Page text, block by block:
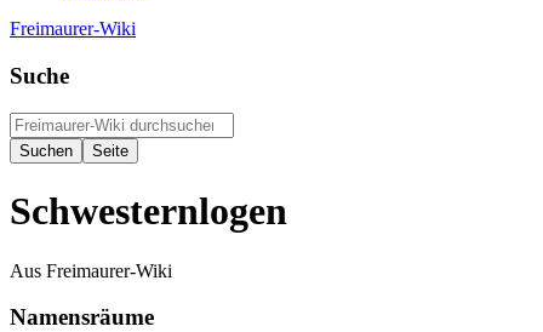
Freimaurer-Wiki
Suche
Schwesternlogen
Aus Freimaurer-Wiki
Namensräume